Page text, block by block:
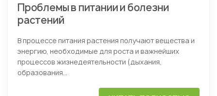
Проблемы в питании и болезни
растений
В процессе питания растения получают вещества и
энергию, необходимые для роста и важнейших
процессов жизнедеятельности (дыхания,
образования...